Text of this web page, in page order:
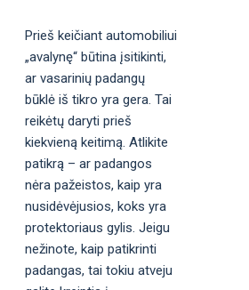
Prieš keičiant automobiliui
„avalynę“ būtina įsitikinti,
ar vasarinių padangų
būklė iš tikro yra gera. Tai
reikėtų daryti prieš
kiekvieną keitimą. Atlikite
patikrą – ar padangos
nėra pažeistos, kaip yra
nusidėvėjusios, koks yra
protektoriaus gylis. Jeigu
nežinote, kaip patikrinti
padangas, tai tokiu atveju